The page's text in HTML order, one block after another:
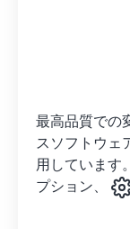
最高品質での
スソフトウェ
用しています
プション、